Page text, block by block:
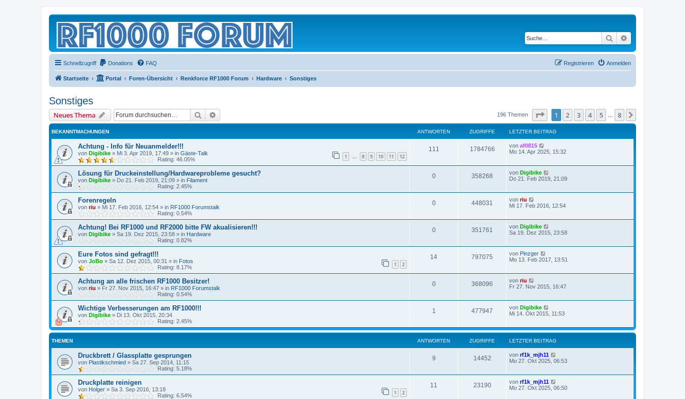
Suche
Schnellzugriff Donations FAQ Anmelden
Registrieren
Startseite Portal Foren-Übersicht Renkforce RF1000 Forum Hardware Sonstiges
Sonstiges
Neues Thema Suche 196 Themen Seite von8
1 2 3 4 5 8
BEKANNTMACHUNGEN ANTWORTEN ZUGRIFFE LETZTER BEITRAG
Achtung - Info für Neuanmelder!!!
von Digibike » Mi 3. Apr 2019, 17:49 » in Gäste-Talk 1 … 8 9 10 11 12
Rating: 46.05%
111 1784766 von af0815
Mo 14. Apr 2025, 15:32
Lösung für Druckeinstellung/Hardwareprobleme gesucht?
von Digibike » Do 21. Feb 2019, 21:09 » in Filament
Rating: 2.45%
0 358268 von Digibike
Do 21. Feb 2019, 21:09
Forenregeln
von riu » Mi 17. Feb 2016, 12:54 » in RF1000 Forumstalk
Rating: 0.54%
0 448031 von riu
Mi 17. Feb 2016, 12:54
Achtung! Bei RF1000 und RF2000 bitte FW akualisieren!!!
von Digibike » Sa 19. Dez 2015, 23:58 » in Hardware
Rating: 0.82%
0 351761 von Digibike
Sa 19. Dez 2015, 23:58
Eure Fotos sind gefragt!!!
von JoBo » Sa 12. Dez 2015, 00:31 » in Fotos 1 2
Rating: 8.17%
14 797075 von Pinzger
Mo 13. Feb 2017, 13:51
Achtung an alle frischen RF1000 Besitzer!
von riu » Fr 27. Nov 2015, 16:47 » in RF1000 Forumstalk
Rating: 0.54%
0 368096 von riu
Fr 27. Nov 2015, 16:47
Wichtige Verbesserungen am RF1000!!!
von Digibike » Di 13. Okt 2015, 20:34
Rating: 2.45%
1 477947 von Digibike
Mi 14. Okt 2015, 11:53
THEMEN ANTWORTEN ZUGRIFFE LETZTER BEITRAG
Druckbrett / Glassplatte gesprungen
von Plastikschmied » Sa 27. Sep 2014, 11:15
Rating: 5.18%
9 14452 von rf1k_mjh11
Mo 27. Okt 2025, 06:53
Druckplatte reinigen
von Holger » Sa 3. Sep 2016, 13:18 1 2
Rating: 6.54%
11 23190 von rf1k_mjh11
Mo 27. Okt 2025, 06:50